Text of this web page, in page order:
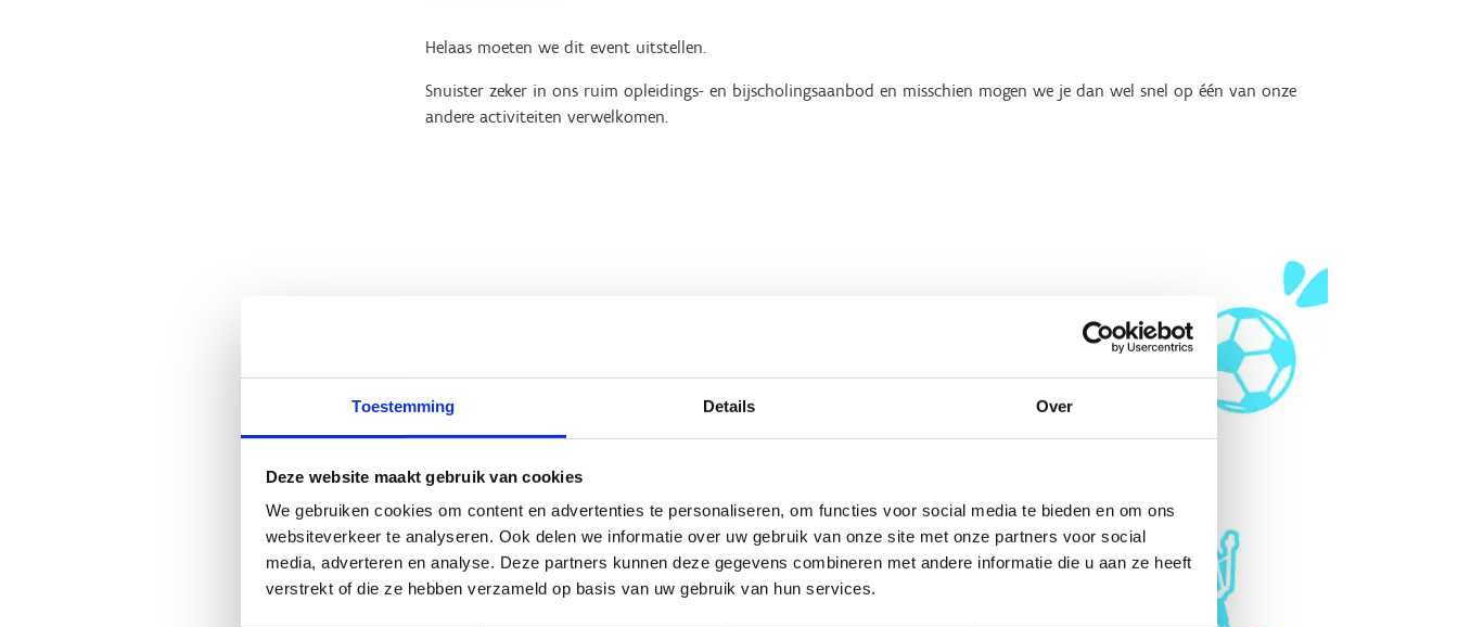
Toestemming Details Over
Deze website maakt gebruik van cookies
We gebruiken cookies om content en advertenties te personaliseren, om functies voor social media te bieden en om ons
websiteverkeer te analyseren. Ook delen we informatie over uw gebruik van onze site met onze partners voor social
media, adverteren en analyse. Deze partners kunnen deze gegevens combineren met andere informatie die u aan ze heeft
verstrekt of die ze hebben verzameld op basis van uw gebruik van hun services.
Helaas moeten we dit event uitstellen.
Snuister zeker in ons ruim opleidings- en bijscholingsaanbod en misschien mogen we je dan wel snel op één van onze
andere activiteiten verwelkomen.